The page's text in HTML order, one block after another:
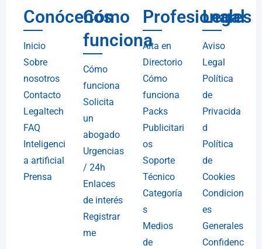
Conócenos
Inicio
Sobre
nosotros
Contacto
Legaltech
FAQ
Inteligenci
a artificial
Prensa
Cómo
funciona
Cómo
funciona
Solicita
un
abogado
Urgencias
/ 24h
Enlaces
de interés
Registrar
me
Profesionales
Alta en
Directorio
Cómo
funciona
Packs
Publicitari
os
Soporte
Técnico
Categoría
s
Medios
de
Legal
Aviso
Legal
Política
de
Privacida
d
Política
de
Cookies
Condicion
es
Generales
Confidenc